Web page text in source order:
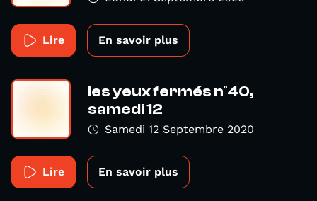
Lire En savoir plus
les yeux fermés n°40,
samedi 12
Samedi 12 Septembre 2020
Lire En savoir plus